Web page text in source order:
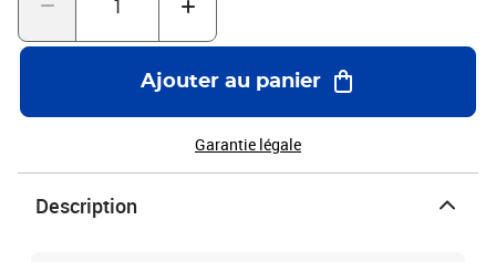
Ajouter au panier
Garantie légale
Description